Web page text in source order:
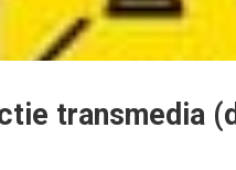
transmedia